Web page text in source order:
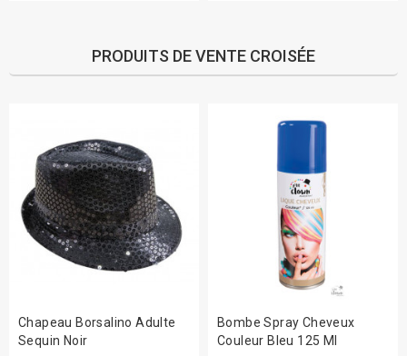
PRODUITS DE VENTE CROISÉE
Chapeau Borsalino Adulte
Sequin Noir
Bombe Spray Cheveux
Couleur Bleu 125 Ml